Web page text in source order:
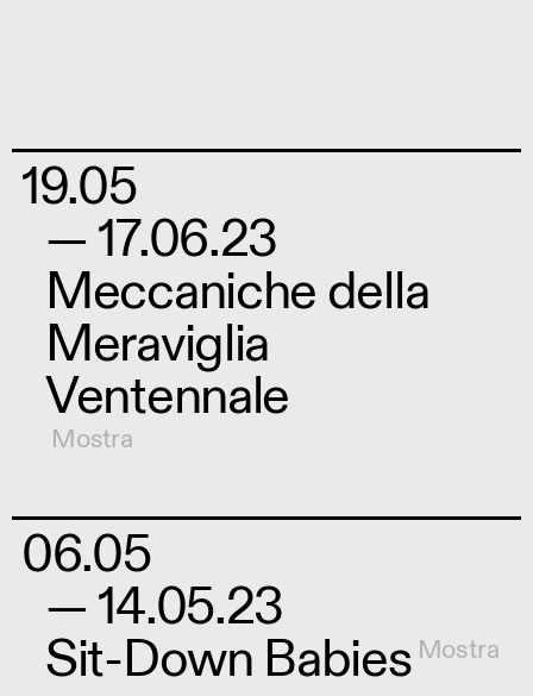
19.05
— 17.06.23
Meccaniche della
Meraviglia
Ventennale
Mostra
06.05
— 14.05.23
Sit-Down Babies Mostra